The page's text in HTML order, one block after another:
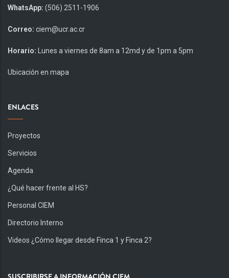
WhatsApp: (506) 2511-1906
Correo: ciem@ucr.ac.cr
Horario: Lunes a viernes de 8am a 12md y de 1pm a 5pm
Ubicación en mapa
ENLACES
Proyectos
Servicios
Agenda
¿Qué hacer frente al HS?
Personal CIEM
Directorio Interno
Videos ¿Cómo llegar desde Finca 1 y Finca 2?